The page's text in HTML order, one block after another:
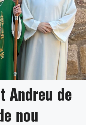
Andreu de
nou